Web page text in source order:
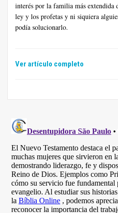
interés por la familia más extendida
ley y los profetas y ni siquiera
podía solucionarlo.
Ver artículo completo